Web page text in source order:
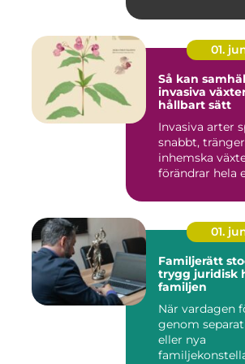
01.
Så kan
invasiva
hållbart sätt
Invasiva arter
snabbt,
inhemska
förändrar hela
01.
Familjerätt
trygg juridisk
familjen
När vardagen
genom
eller nya